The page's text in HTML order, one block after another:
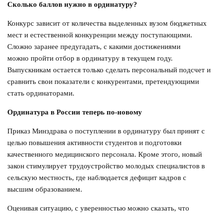
Сколько баллов нужно в ординатуру?
Конкурс зависит от количества выделенных вузом бюджетных
мест и естественной конкуренции между поступающими.
Сложно заранее предугадать, с какими достижениями
можно пройти отбор в ординатуру в текущем году.
Выпускникам остается только сделать персональный подсчет и
сравнить свои показатели с конкурентами, претендующими
стать ординаторами.
Ординатура в России теперь по-новому
Приказ Минздрава о поступлении в ординатуру был принят с
целью повышения активности студентов и подготовки
качественного медицинского персонала. Кроме этого, новый
закон стимулирует трудоустройство молодых специалистов в
сельскую местность, где наблюдается дефицит кадров с
высшим образованием.
Оценивая ситуацию, с уверенностью можно сказать, что